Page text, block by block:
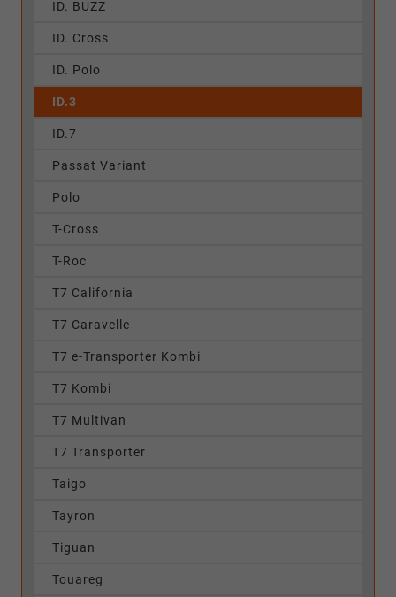
ID. BUZZ
ID. Cross
ID. Polo
ID.3
ID.7
Passat Variant
Polo
T-Cross
T-Roc
T7 California
T7 Caravelle
T7 e-Transporter Kombi
T7 Kombi
T7 Multivan
T7 Transporter
Taigo
Tayron
Tiguan
Touareg